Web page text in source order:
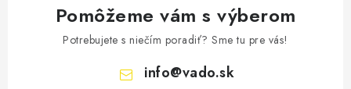
Pomôžeme vám s výberom
Potrebujete s niečím poradiť? Sme tu pre vás!
info@vado.sk